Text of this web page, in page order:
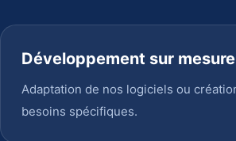
Développement sur mesure
Adaptation de nos logiciels ou
besoins spécifiques.